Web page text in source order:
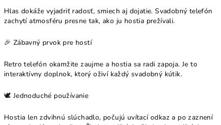
Hlas dokáže vyjadriť radosť, smiech aj dojatie. Svadobný telefón
zachytí atmosféru presne tak, ako ju hostia prežívali.
🎉 Zábavný prvok pre hostí
Retro telefón okamžite zaujme a hostia sa radi zapoja. Je to
interaktívny doplnok, ktorý oživí každý svadobný kútik.
🕊️ Jednoduché používanie
Hostia len zdvihnú slúchadlo, počujú uvítací odkaz a po zaznení